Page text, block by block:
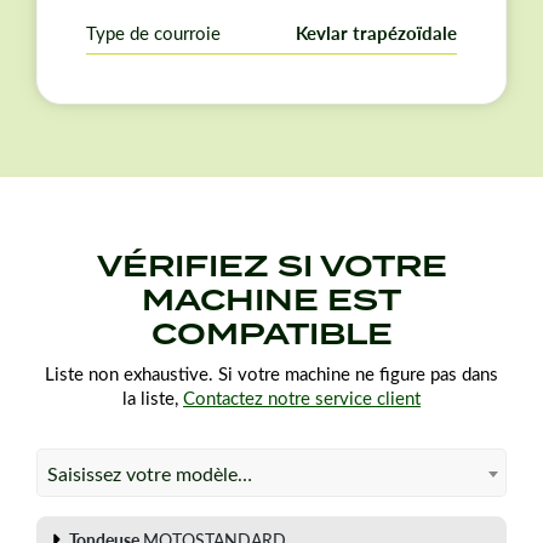
différentes d'une année sur l'autre. Vérifiez vos
dimensions et références d'origine avant de passer
commande.
Type de courroie Kevlar trapézoïdale
VÉRIFIEZ SI VOTRE
MACHINE EST
COMPATIBLE
Liste non exhaustive. Si votre machine ne figure pas dans
la liste, Contactez notre service client
Saisissez votre modèle…